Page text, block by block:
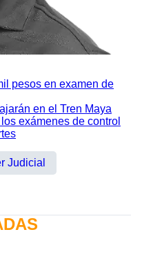
pesos en examen de
en el Tren Maya
exámenes de control
Judicial